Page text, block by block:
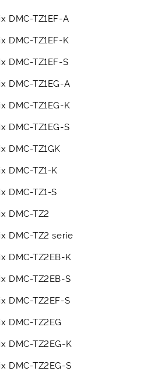
DMC-TZ1EF-A
DMC-TZ1EF-K
DMC-TZ1EF-S
DMC-TZ1EG-A
DMC-TZ1EG-K
DMC-TZ1EG-S
DMC-TZ1GK
DMC-TZ1-K
DMC-TZ1-S
DMC-TZ2
DMC-TZ2 serie
DMC-TZ2EB-K
DMC-TZ2EB-S
DMC-TZ2EF-S
DMC-TZ2EG
DMC-TZ2EG-K
DMC-TZ2EG-S